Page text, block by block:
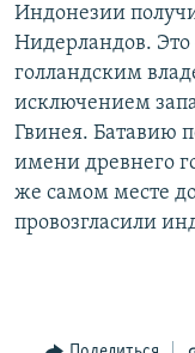
Индонезии
Нидерландов. Это
голландским
исключением
Гвинея. Батавию
имени древнего
же самом месте
провозгласили